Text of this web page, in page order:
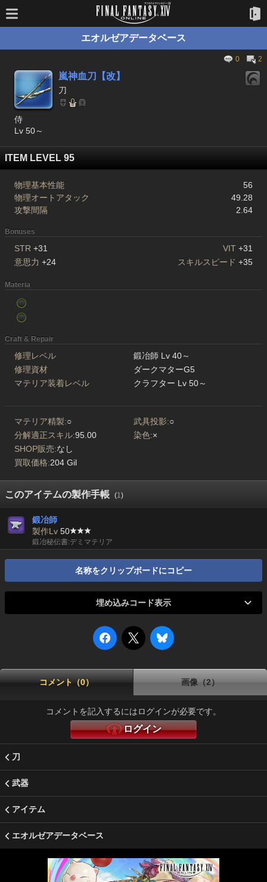
エオルゼアデータベース
0 2
嵐神血刀【改】
刀
侍
Lv 50～
ITEM LEVEL 95
物理基本性能
56
物理オートアタック
49.28
攻撃間隔
2.64
Bonuses
STR +31 VIT +31
意思力 +24 スキルスピード +35
Materia
Craft & Repair
修理レベル
鍛冶師 Lv 40～
修理資材
ダークマターG5
マテリア装着レベル
クラフター Lv 50～
マテリア精製:○ 武具投影:○
分解適正スキル:95.00 染色:×
SHOP販売:なし
買取価格:204 Gil
このアイテムの製作手帳 (1)
鍛冶師
製作Lv 50
鍛冶秘伝書:デミマテリア
名称をクリップボードにコピー
埋め込みコード表示
コメント（0） 画像（2）
コメントを記入するにはログインが必要です。
ログイン
刀
武器
アイテム
エオルゼアデータベース